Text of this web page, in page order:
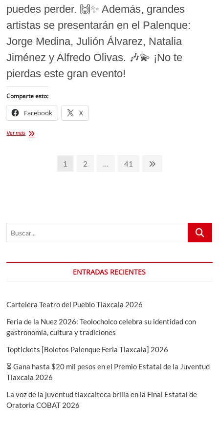
puedes perder. 🙌✨ Además, grandes
artistas se presentarán en el Palenque:
Jorge Medina, Julión Álvarez, Natalia
Jiménez y Alfredo Olivas. 🎶💫 ¡No te
pierdas este gran evento!
Comparte esto:
Facebook X
Ver másLa
edición
PaginaciónPágina
1 Página
2 … Página
41
Página
Buscar...
ENTRADAS RECIENTES
Cartelera Teatro del Pueblo Tlaxcala 2026
Feria de la Nuez 2026: Teolocholco celebra su identidad con
gastronomía, cultura y tradiciones
Toptickets [Boletos Palenque Feria Tlaxcala] 2026
⏳ Gana hasta $20 mil pesos en el Premio Estatal de la Juventud
Tlaxcala 2026
La voz de la juventud tlaxcalteca brilla en la Final Estatal de
Oratoria COBAT 2026